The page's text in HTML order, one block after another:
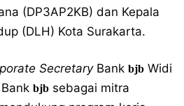
(DP3AP2KB) dan Kepala
(DLH) Kota Surakarta.
SecretaryBank bjb Widi
bjb sebagai mitra